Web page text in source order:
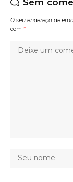
O seu endereço de
com *